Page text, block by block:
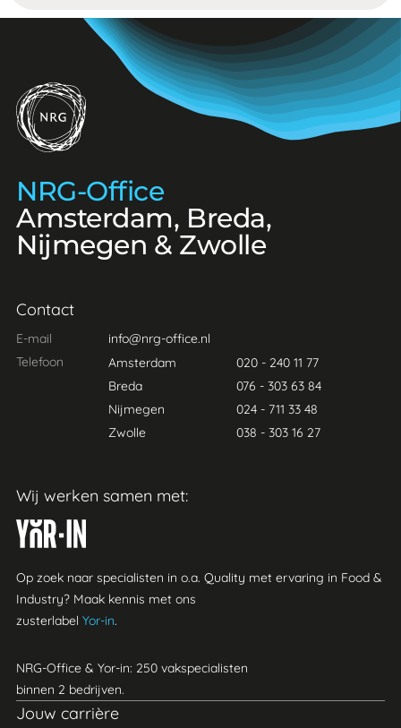
NRG-Office
Amsterdam, Breda,
Nijmegen & Zwolle
Contact
E-mail
info@nrg-office.nl
Telefoon
Amsterdam
020 - 240 11 77
Breda
076 - 303 63 84
Nijmegen
024 - 711 33 48
Zwolle
038 - 303 16 27
Wij werken samen met:
Op zoek naar specialisten in o.a. Quality met ervaring in Food &
Industry? Maak kennis met ons
zusterlabel Yor-in.
NRG-Office & Yor-in: 250 vakspecialisten
binnen 2 bedrijven.
Jouw carrière